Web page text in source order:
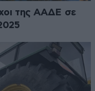
της ΑΑΔΕ σε